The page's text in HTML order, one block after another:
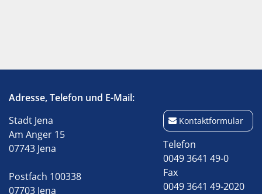
Adresse, Telefon und E-Mail:
Stadt Jena
Am Anger 15
07743 Jena
Postfach 100338
07703 Jena
Kontaktformular
Telefon
0049 3641 49-0
Fax
0049 3641 49-2020